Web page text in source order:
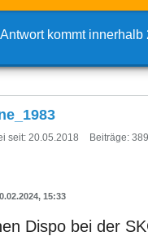
Antwort kommt innerhalb
seit: 20.05.2018 Beiträge: 389
15:33
Dispo bei der